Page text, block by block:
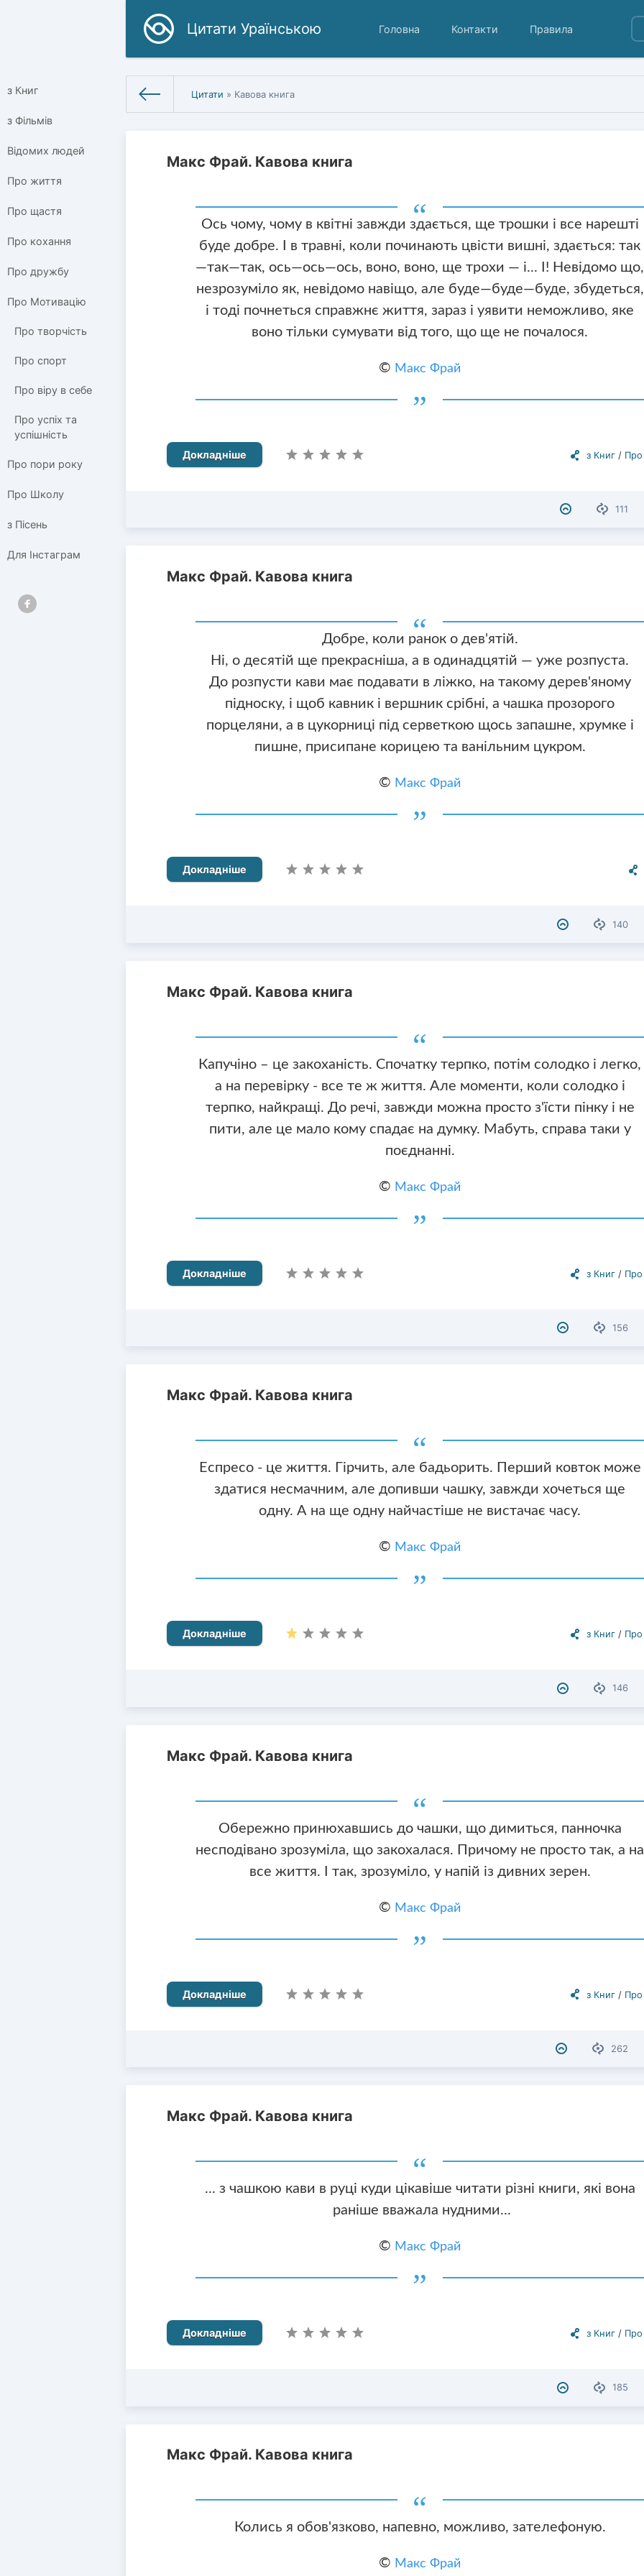
Цитати Ураїнською Головна Контакти Правила
з Книг
з Фільмів
Відомих людей
Про життя
Про щастя
Про кохання
Про дружбу
Про Мотивацію
Про творчість
Про спорт
Про віру в себе
Про успіх та
успішність
Про пори року
Про Школу
з Пісень
Для Інстаграм
Цитати » Кавова книга
Макс Фрай. Кавова книга
Ось чому, чому в квітні завжди здається, ще трошки і все нарешті
буде добре. І в травні, коли починають цвісти вишні, здається: так
—так—так, ось—ось—ось, воно, воно, ще трохи — і... І! Невідомо що,
незрозуміло як, невідомо навіщо, але буде—буде—буде, збудеться,
і тоді почнеться справжнє життя, зараз і уявити неможливо, яке
воно тільки сумувати від того, що ще не почалося.
© Макс Фрай
з Книг/
Докладніше
111
Макс Фрай. Кавова книга
Добре, коли ранок о дев'ятій.
Ні, о десятій ще прекрасніша, а в одинадцятій — уже розпуста.
До розпусти кави має подавати в ліжко, на такому дерев'яному
підноску, і щоб кавник і вершник срібні, а чашка прозорого
порцеляни, а в цукорниці під серветкою щось запашне, хрумке і
пишне, присипане корицею та ванільним цукром.
© Макс Фрай
Докладніше
140
Макс Фрай. Кавова книга
Капучіно – це закоханість. Спочатку терпко, потім солодко і легко,
а на перевірку - все те ж життя. Але моменти, коли солодко і
терпко, найкращі. До речі, завжди можна просто з'їсти пінку і не
пити, але це мало кому спадає на думку. Мабуть, справа таки у
поєднанні.
© Макс Фрай
з Книг/
Докладніше
156
Макс Фрай. Кавова книга
Еспресо - це життя. Гірчить, але бадьорить. Перший ковток може
здатися несмачним, але допивши чашку, завжди хочеться ще
одну. А на ще одну найчастіше не вистачає часу.
© Макс Фрай
з Книг/
Докладніше
146
Макс Фрай. Кавова книга
Обережно принюхавшись до чашки, що димиться, панночка
несподівано зрозуміла, що закохалася. Причому не просто так, а на
все життя. І так, зрозуміло, у напій із дивних зерен.
© Макс Фрай
з Книг/
Докладніше
262
Макс Фрай. Кавова книга
... з чашкою кави в руці куди цікавіше читати різні книги, які вона
раніше вважала нудними...
© Макс Фрай
з Книг/
Докладніше
185
Макс Фрай. Кавова книга
Колись я обов'язково, напевно, можливо, зателефоную.
© Макс Фрай